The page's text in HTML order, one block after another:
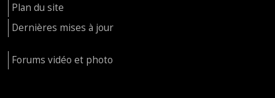
Plan du site
Dernières mises à jour
Forums vidéo et photo